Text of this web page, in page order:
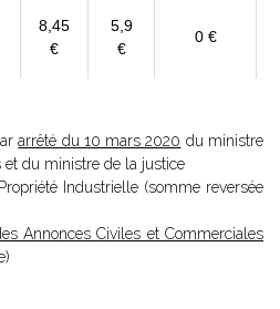
8,45
€
5,9
€
0 €
arrêté du 10 mars 2020 du ministre
et du ministre de la justice
Industrielle (somme reversée
Annonces Civiles et Commerciales